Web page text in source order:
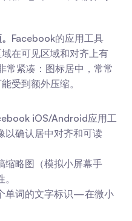
Facebook的应用工具
在可见区域和对齐上有
常紧凑：图标居中，常常
受到额外压缩。
iOS/Android应用工
以确认居中对齐和可读
缩略图（模拟小屏幕手
单词的文字标识—在微小